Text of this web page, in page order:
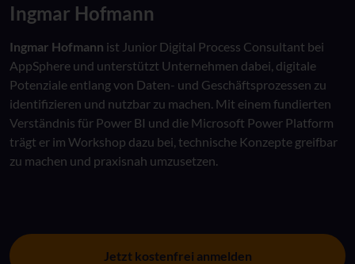
Ingmar Hofmann
Ingmar Hofmann ist Junior Digital Process Consultant bei
AppSphere und unterstützt Unternehmen dabei, digitale
Potenziale entlang von Daten- und Geschäftsprozessen zu
identifizieren und nutzbar zu machen. Mit einem fundierten
Verständnis für Power BI und die Microsoft Power Platform
trägt er im Workshop dazu bei, technische Konzepte greifbar
zu machen und praxisnah umzusetzen.
Jetzt kostenfrei anmelden